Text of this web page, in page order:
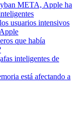
META, Apple ha
usuarios intensivos
que había
inteligentes de
está afectando a